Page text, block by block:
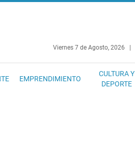
Viernes 7 de Agosto, 2026
EMPRENDIMIENTO
CULTURA Y
DEPORTE